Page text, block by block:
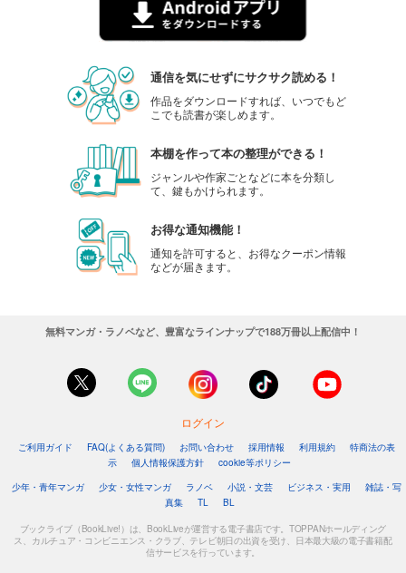
通信を気にせずにサクサク読める！
作品をダウンロードすれば、いつでもど
こでも読書が楽しめます。
本棚を作って本の整理ができる！
ジャンルや作家ごとなどに本を分類し
て、鍵もかけられます。
お得な通知機能！
通知を許可すると、お得なクーポン情報
などが届きます。
無料マンガ・ラノベなど、豊富なラインナップで188万冊以上配信中！
ログイン
ご利用ガイド FAQ(よくある質問) お問い合わせ 採用情報 利用規約
特商法の表
示
個人情報保護方針
cookie等ポリシー
少年・青年マンガ
少女・女性マンガ ラノベ 小説・文芸 ビジネス・実用
雑誌・写
真集
TL BL
ブックライブ（BookLive!）は、BookLiveが運営する電子書店です。TOPPANホールディング
ス、カルチュア・コンビニエンス・クラブ、テレビ朝日の出資を受け、日本最大級の電子書籍配
信サービスを行っています。